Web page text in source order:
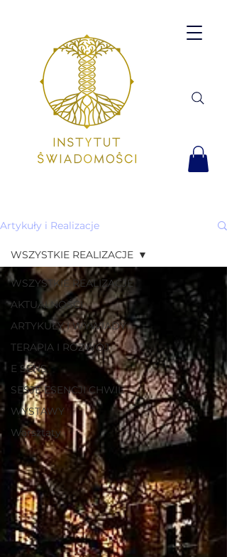
Artykuły i Realizacje
WSZYSTKIE REALIZACJE
AKTUALNOŚCI
ARTYKUŁY I WYWIADY
TERAPIA I ROZWÓJ
E SENS
SESJE ESENCJI CHWIL
WYSTAWY
Warsztaty
WSZYSTKIE REALIZACJE